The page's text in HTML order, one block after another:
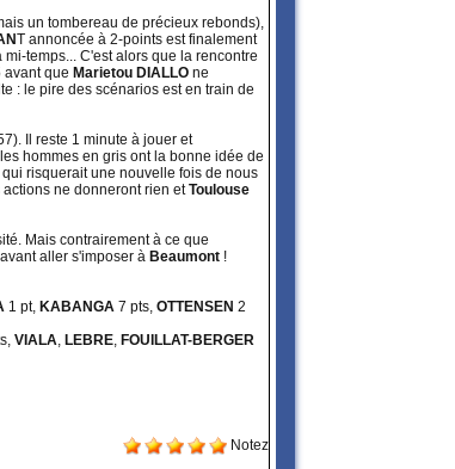
un tombereau de précieux rebonds),
T annoncée à 2-points est finalement
temps... C'est alors que la rencontre
avant que Marietou DIALLO ne
: le pire des scénarios est en train de
Il reste 1 minute à jouer et
hommes en gris ont la bonne idée de
risquerait une nouvelle fois de nous
ne donneront rien etToulouse
Mais contrairement à ce que
aller s'imposer à Beaumont !
1 pt, KABANGA 7 pts, OTTENSEN 2
VIALA, LEBRE, FOUILLAT-BERGER
Notez